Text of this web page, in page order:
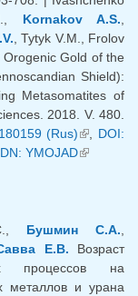
Kornakov A.S.
, Tytyk V.M., Frolov
Gold of the
Shield):
Metasomatites of
2018. V. 480.
(Rus)(link is
external)
DOI:
external)
YMOJAD(link is
Бушмин С.А.,
Е.В. Возраст
процессов на
металлов и урана